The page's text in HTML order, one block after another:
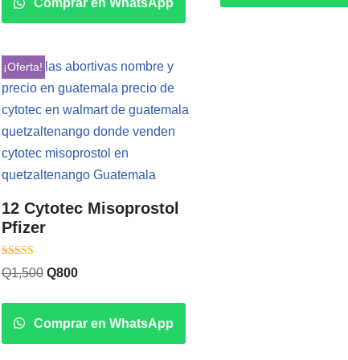
Comprar en WhatsApp
¡Oferta!
12 Cytotec Misoprostol
Pfizer
Valorado con
5.00
Q1,500 Q800
Comprar en WhatsApp